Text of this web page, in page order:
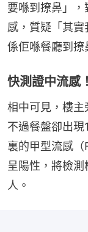
要喺到撩鼻」
感，質疑「其
係佢喺餐廳到撩
快測證中流
相中可見，樓主
不過餐盤卻出
裏的甲型流感（
呈陽性，將檢
人。